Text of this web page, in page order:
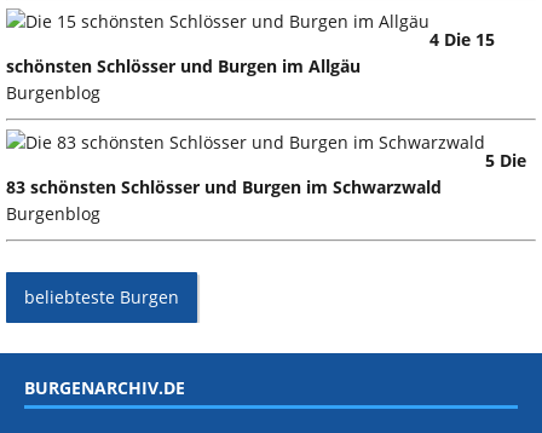
4 Die 15
schönsten Schlösser und Burgen im Allgäu
Burgenblog
5 Die
83 schönsten Schlösser und Burgen im Schwarzwald
Burgenblog
beliebteste Burgen
BURGENARCHIV.DE